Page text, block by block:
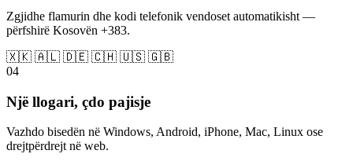
Zgjidhe flamurin dhe kodi telefonik vendoset automatikisht —
përfshirë Kosovën +383.
🇽🇰 🇦🇱 🇩🇪 🇨🇭 🇺🇸 🇬🇧
04
Një llogari, çdo pajisje
Vazhdo bisedën në Windows, Android, iPhone, Mac, Linux ose
drejtpërdrejt në web.